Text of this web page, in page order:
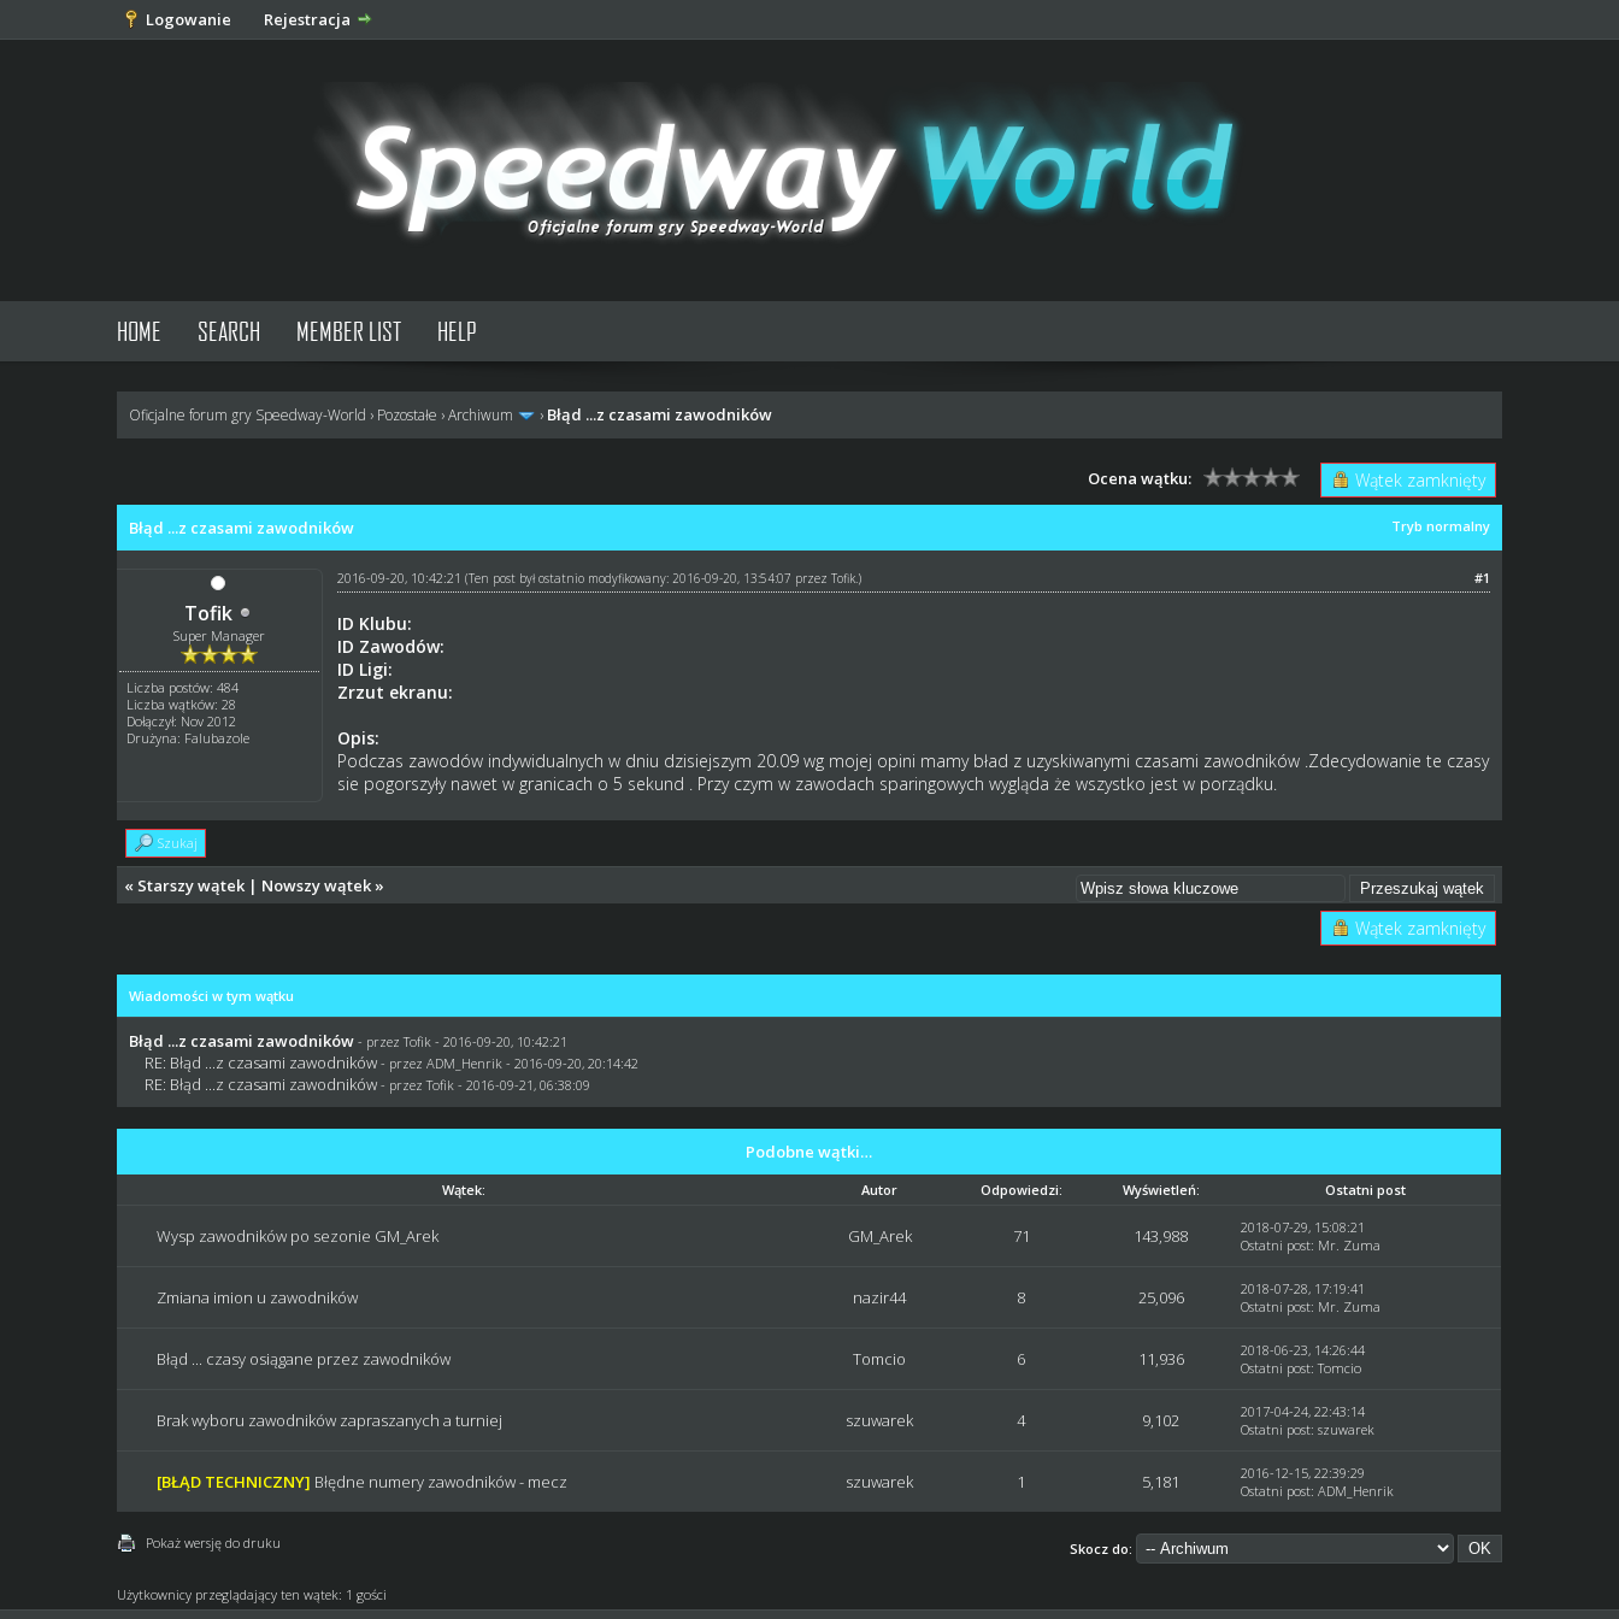
Logowanie Rejestracja
HOME SEARCH MEMBER LIST HELP
Oficjalne forum gry Speedway-World › Pozostałe ›Archiwum › Błąd ...z czasami zawodników
Wątek zamknięty
Ocena wątku:
Tryb normalny
Błąd ...z czasami zawodników
Tofik
Super Manager
Liczba postów: 484
Liczba wątków: 28
Dołączył: Nov 2012
Drużyna: Falubazole
#1
2016-09-20, 10:42:21 (Ten post był ostatnio modyfikowany: 2016-09-20, 13:54:07 przez Tofik.)
ID Klubu:
ID Zawodów:
ID Ligi:
Zrzut ekranu:
Opis:
Podczas zawodów indywidualnych w dniu dzisiejszym 20.09 wg mojej opini mamy bład z uzyskiwanymi czasami zawodników .Zdecydowanie te czasy
sie pogorszyły nawet w granicach o 5 sekund . Przy czym w zawodach sparingowych wygląda że wszystko jest w porządku.
Szukaj
« Starszy wątek | Nowszy wątek »
Wątek zamknięty
Wiadomości w tym wątku
Błąd ...z czasami zawodników - przezTofik - 2016-09-20, 10:42:21
RE: Błąd ...z czasami zawodników - przezADM_Henrik - 2016-09-20, 20:14:42
RE: Błąd ...z czasami zawodników - przezTofik - 2016-09-21, 06:38:09
Podobne wątki…
Wątek: Autor Odpowiedzi: Wyświetleń: Ostatni post
Wysp zawodników po sezonie GM_Arek GM_Arek 71 143,988
2018-07-29, 15:08:21
Ostatni post: Mr. Zuma
Zmiana imion u zawodników nazir44 8 25,096
2018-07-28, 17:19:41
Ostatni post: Mr. Zuma
Błąd ... czasy osiągane przez zawodników Tomcio 6 11,936
2018-06-23, 14:26:44
Ostatni post:Tomcio
Brak wyboru zawodników zapraszanych a turniej szuwarek 4 9,102
2017-04-24, 22:43:14
Ostatni post:szuwarek
[BŁĄD TECHNICZNY] Błędne numery zawodników - mecz szuwarek 1 5,181
2016-12-15, 22:39:29
Ostatni post:ADM_Henrik
Pokaż wersję do druku Skocz do:
Użytkownicy przeglądający ten wątek: 1 gości